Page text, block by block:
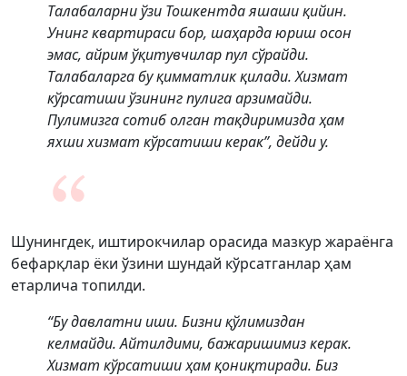
Талабаларни ўзи Тошкентда яшаши қийин.
Унинг квартираси бор, шаҳарда юриш осон
эмас, айрим ўқитувчилар пул сўрайди.
Талабаларга бу қимматлик қилади. Хизмат
кўрсатиши ўзининг пулига арзимайди.
Пулимизга сотиб олган тақдиримизда ҳам
яхши хизмат кўрсатиши керак”, дейди у.
Шунингдек, иштирокчилар орасида мазкур жараёнга
бефарқлар ёки ўзини шундай кўрсатганлар ҳам
етарлича топилди.
“Бу давлатни иши. Бизни қўлимиздан
келмайди. Айтилдими, бажаришимиз керак.
Хизмат кўрсатиши ҳам қониқтиради. Биз